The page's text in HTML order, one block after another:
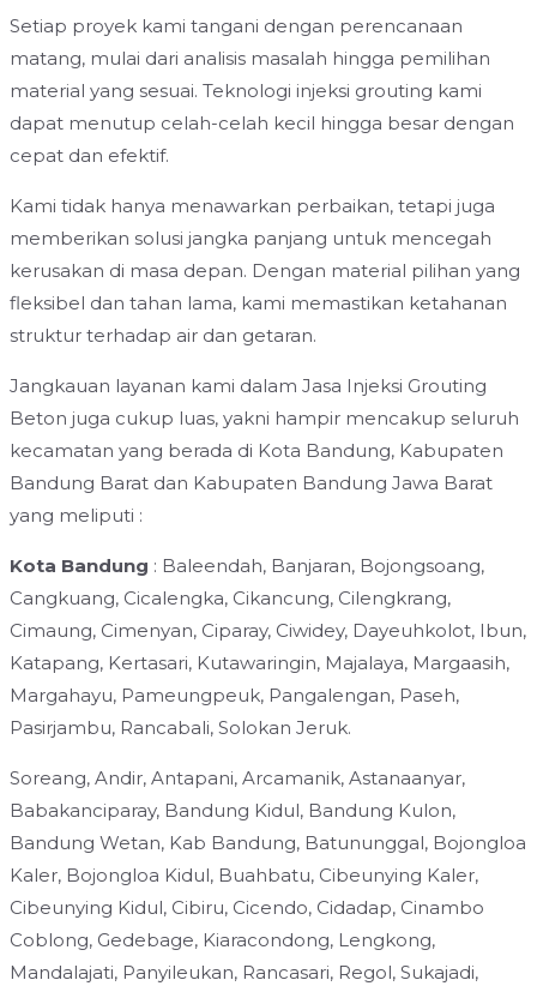
Setiap proyek kami tangani dengan perencanaan
matang, mulai dari analisis masalah hingga pemilihan
material yang sesuai. Teknologi injeksi grouting kami
dapat menutup celah-celah kecil hingga besar dengan
cepat dan efektif.
Kami tidak hanya menawarkan perbaikan, tetapi juga
memberikan solusi jangka panjang untuk mencegah
kerusakan di masa depan. Dengan material pilihan yang
fleksibel dan tahan lama, kami memastikan ketahanan
struktur terhadap air dan getaran.
Jangkauan layanan kami dalam Jasa Injeksi Grouting
Beton juga cukup luas, yakni hampir mencakup seluruh
kecamatan yang berada di Kota Bandung, Kabupaten
Bandung Barat dan Kabupaten Bandung Jawa Barat
yang meliputi :
Kota Bandung : Baleendah, Banjaran, Bojongsoang,
Cangkuang, Cicalengka, Cikancung, Cilengkrang,
Cimaung, Cimenyan, Ciparay, Ciwidey, Dayeuhkolot, Ibun,
Katapang, Kertasari, Kutawaringin, Majalaya, Margaasih,
Margahayu, Pameungpeuk, Pangalengan, Paseh,
Pasirjambu, Rancabali, Solokan Jeruk.
Soreang, Andir, Antapani, Arcamanik, Astanaanyar,
Babakanciparay, Bandung Kidul, Bandung Kulon,
Bandung Wetan, Kab Bandung, Batununggal, Bojongloa
Kaler, Bojongloa Kidul, Buahbatu, Cibeunying Kaler,
Cibeunying Kidul, Cibiru, Cicendo, Cidadap, Cinambo
Coblong, Gedebage, Kiaracondong, Lengkong,
Mandalajati, Panyileukan, Rancasari, Regol, Sukajadi,